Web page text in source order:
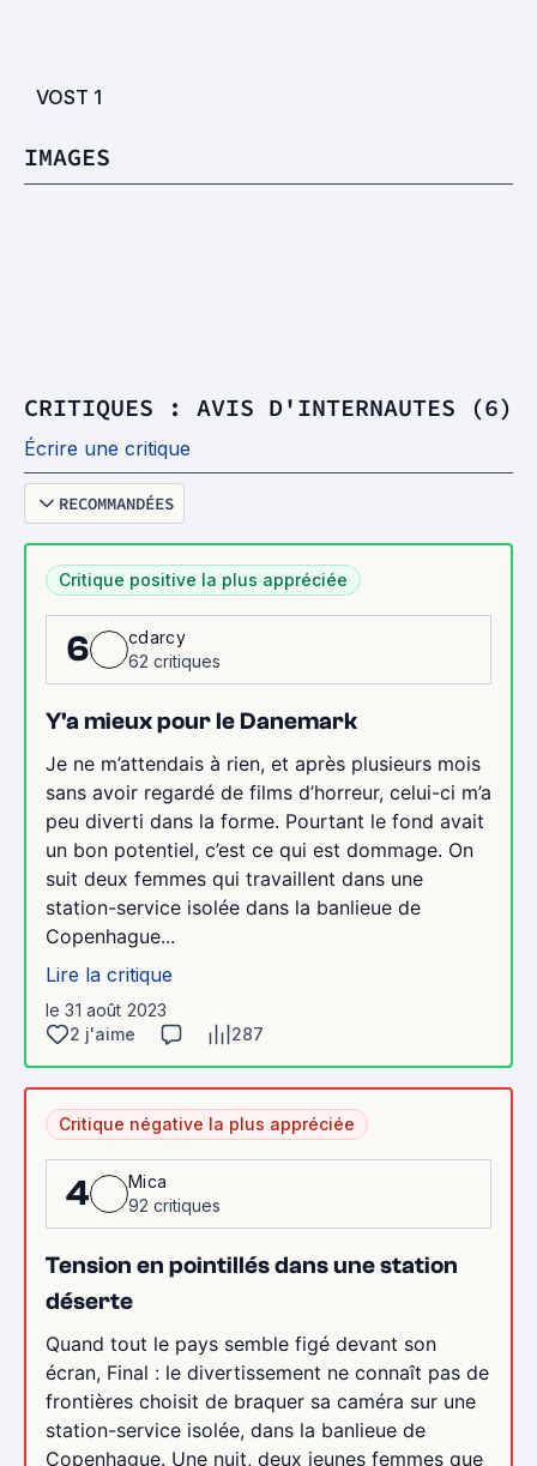
VOST 1
IMAGES
CRITIQUES : AVIS D'INTERNAUTES (6)
Écrire une critique
RECOMMANDÉES
Critique positive la plus appréciée
6
cdarcy
62 critiques
Y'a mieux pour le Danemark
Je ne m’attendais à rien, et après plusieurs mois
sans avoir regardé de films d’horreur, celui-ci m’a
peu diverti dans la forme. Pourtant le fond avait
un bon potentiel, c’est ce qui est dommage. On
suit deux femmes qui travaillent dans une
station-service isolée dans la banlieue de
Copenhague...
Lire la critique
le 31 août 2023
2 j'aime
287
Critique négative la plus appréciée
4
Mica
92 critiques
Tension en pointillés dans une station
déserte
Quand tout le pays semble figé devant son
écran, Final : le divertissement ne connaît pas de
frontières choisit de braquer sa caméra sur une
station-service isolée, dans la banlieue de
Copenhague. Une nuit, deux jeunes femmes que